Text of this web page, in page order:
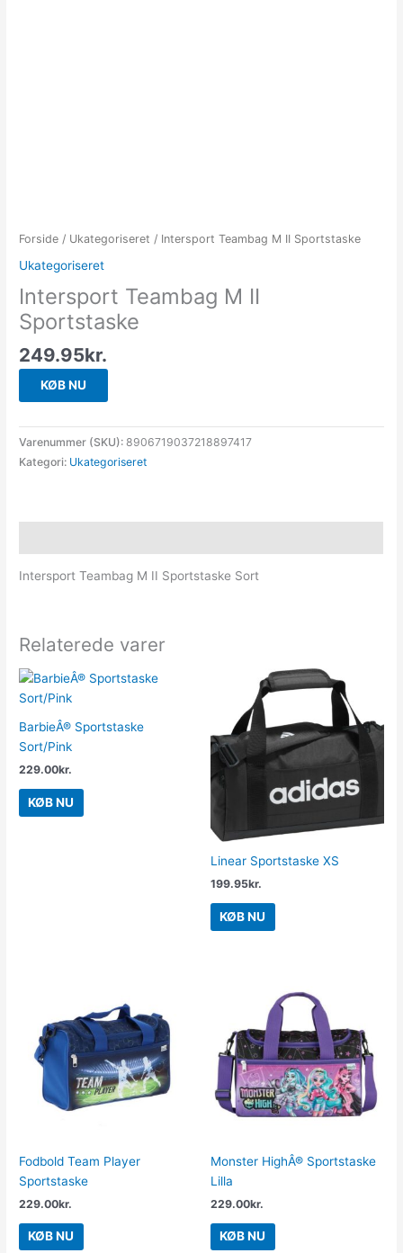
Forside / Ukategoriseret / Intersport Teambag M II Sportstaske
Ukategoriseret
Intersport Teambag M II
Sportstaske
249.95kr.
KØB NU
Varenummer (SKU):8906719037218897417
Kategori: Ukategoriseret
Intersport Teambag M II Sportstaske Sort
Relaterede varer
BarbieÂ® Sportstaske
Sort/Pink
229.00kr.
KØB NU
Linear Sportstaske XS
199.95kr.
KØB NU
Fodbold Team Player
Sportstaske
229.00kr.
KØB NU
Monster HighÂ® Sportstaske
Lilla
229.00kr.
KØB NU